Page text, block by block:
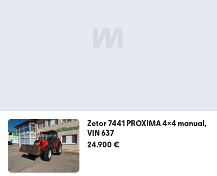
Zetor 7441 PROXIMA 4x4 manual,
VIN 637
24.900 €